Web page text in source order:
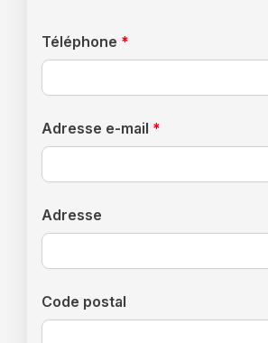
Téléphone *
Adresse e-mail *
Adresse
Code postal